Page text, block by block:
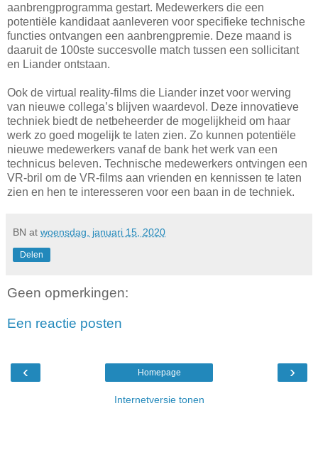
aanbrengprogramma gestart. Medewerkers die een
potentiële kandidaat aanleveren voor specifieke technische
functies ontvangen een aanbrengpremie. Deze maand is
daaruit de 100ste succesvolle match tussen een sollicitant
en Liander ontstaan.
Ook de virtual reality-films die Liander inzet voor werving
van nieuwe collega’s blijven waardevol. Deze innovatieve
techniek biedt de netbeheerder de mogelijkheid om haar
werk zo goed mogelijk te laten zien. Zo kunnen potentiële
nieuwe medewerkers vanaf de bank het werk van een
technicus beleven. Technische medewerkers ontvingen een
VR-bril om de VR-films aan vrienden en kennissen te laten
zien en hen te interesseren voor een baan in de techniek.
BN at woensdag, januari 15, 2020
Delen
Geen opmerkingen:
Een reactie posten
‹ ›
Homepage
Internetversie tonen